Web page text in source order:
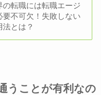
の転職には転職エージ
要不可欠！失敗しない
法とは？
うことが有利なの